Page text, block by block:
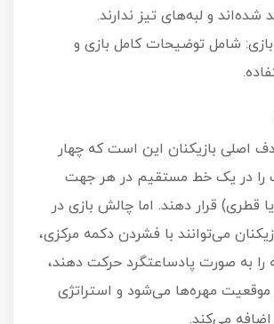
شده‌اند و لبه‌های تیز ندارند.
شامل توضیحات کامل بازی و
اصلی بازیکنان این است که چهار
را در یک خط مستقیم در هر جهت
قطری) قرار دهند. اما چالش بازی در
می‌توانند با فشردن دکمه مرکزی،
به صورت پادساعتگرد حرکت دهند،
مهره‌ها می‌شود و استراتژی
می‌کند.